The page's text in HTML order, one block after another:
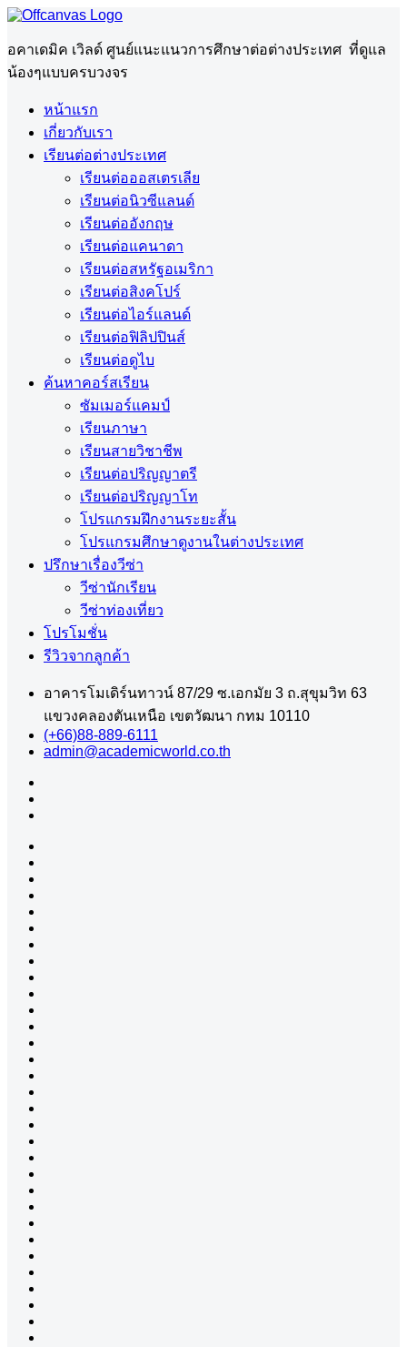
อคาเดมิค เวิลด์ ศูนย์แนะแนวการศึกษาต่อต่างประเทศ ที่ดูแล
น้องๆแบบครบวงจร
หน้าแรก
เกี่ยวกับเรา
เรียนต่อต่างประเทศ
เรียนต่อออสเตรเลีย
เรียนต่อนิวซีแลนด์
เรียนต่ออังกฤษ
เรียนต่อแคนาดา
เรียนต่อสหรัฐอเมริกา
เรียนต่อสิงคโปร์
เรียนต่อไอร์แลนด์
เรียนต่อฟิลิปปินส์
เรียนต่อดูไบ
ค้นหาคอร์สเรียน
ซัมเมอร์แคมป์
เรียนภาษา
เรียนสายวิชาชีพ
เรียนต่อปริญญาตรี
เรียนต่อปริญญาโท
โปรแกรมฝึกงานระยะสั้น
โปรแกรมศึกษาดูงานในต่างประเทศ
ปรึกษาเรื่องวีซ่า
วีซ่านักเรียน
วีซ่าท่องเที่ยว
โปรโมชั่น
รีวิวจากลูกค้า
อาคารโมเดิร์นทาวน์ 87/29 ซ.เอกมัย 3 ถ.สุขุมวิท 63
แขวงคลองตันเหนือ เขตวัฒนา กทม 10110
(+66)88-889-6111
admin@academicworld.co.th